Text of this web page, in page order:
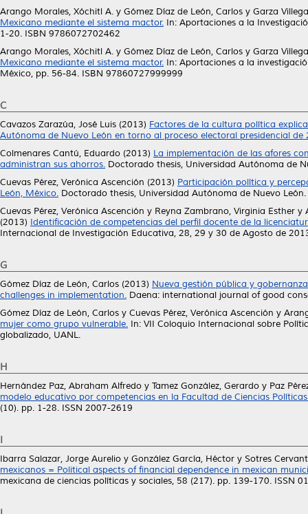
Arango Morales, Xóchitl A. y Gómez Díaz de León, Carlos y Garza
Mexicano mediante el sistema mactor. In: Aportaciones a la
1-20. ISBN 9786072702462
Arango Morales, Xóchitl A. y Gómez Díaz de León, Carlos y Garza
Mexicano mediante el sistema mactor. In: Aportaciones a la
México, pp. 56-84. ISBN 97860727999999
C
Cavazos Zarazúa, José Luis (2013) Factores de la cultura política
Autónoma de Nuevo León en torno al proceso electoral presidencial de
Colmenares Cantú, Eduardo (2013) La implementación de las afores
administran sus ahorros. Doctorado thesis, Universidad Autónoma de
Cuevas Pérez, Verónica Ascención (2013) Participación política y
León, México. Doctorado thesis, Universidad Autónoma de Nuevo León.
Cuevas Pérez, Verónica Ascención y Reyna Zambrano, Virginia Esther y
(2013) Identificación de competencias del perfil docente de la
Internacional de Investigación Educativa, 28, 29 y 30 de Agosto de
G
Gómez Díaz de León, Carlos (2013) Nueva gestión pública y
challenges in implementation. Daena: international journal of good
Gómez Díaz de León, Carlos y Cuevas Pérez, Verónica Ascención y
mujer como grupo vulnerable. In: VII Coloquio Internacional sobre
globalizado, UANL.
H
Hernández Paz, Abraham Alfredo y Tamez González, Gerardo y Paz
modelo educativo por competencias en la Facultad de Ciencias
(10). pp. 1-28. ISSN 2007-2619
I
Ibarra Salazar, Jorge Aurelio y González García, Héctor y Sotres
mexicanos = Political aspects of financial dependence in mexican
mexicana de ciencias políticas y sociales, 58 (217). pp. 139-170. ISSN